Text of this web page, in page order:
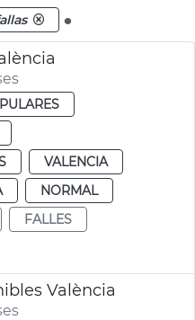
VALENCIA
NORMAL
FALLES
València